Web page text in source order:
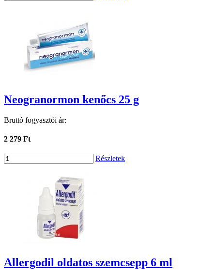
Neogranormon kenőcs 25 g
Bruttó fogyasztói ár:
2 279 Ft
Részletek
Allergodil oldatos szemcsepp 6 ml